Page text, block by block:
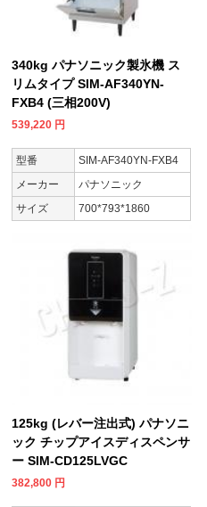
340kg パナソニック製氷機 ス
リムタイプ SIM-AF340YN-
FXB4 (三相200V)
539,220 円
型番
SIM-AF340YN-FXB4
メーカー
パナソニック
サイズ
700*793*1860
125kg (レバー注出式) パナソニ
ック チップアイスディスペンサ
ー SIM-CD125LVGC
382,800 円